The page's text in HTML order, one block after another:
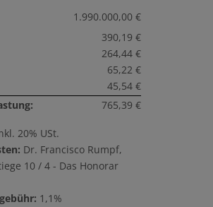
1.990.000,00 €
390,19 €
264,44 €
65,22 €
45,54 €
765,39 €
20% USt.
Dr. Francisco Rumpf,
10 / 4 - Das Honorar
1,1%